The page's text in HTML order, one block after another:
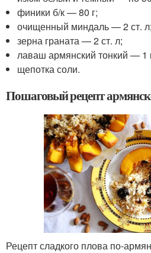
финики б/к — 80 г;
очищенный миндаль — 2 ст. л;
зерна граната — 2 ст. л;
лаваш армянский тонкий — 1
щепотка соли.
Пошаговый рецепт
Рецепт сладкого плова по-